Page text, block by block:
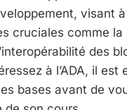
visant
cruciales comme la
des
à l’ADA, il est
bases avant de